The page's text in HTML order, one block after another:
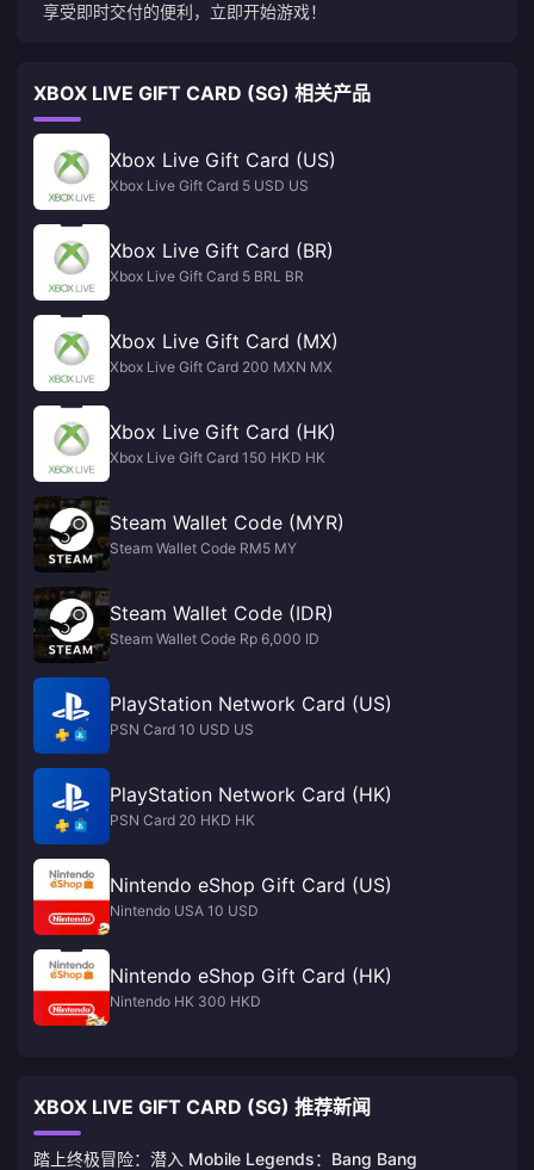
享受即时交付的便利，立即开始游戏！
XBOX LIVE GIFT CARD (SG) 相关产品
Xbox Live Gift Card (US)
Xbox Live Gift Card 5 USD US
Xbox Live Gift Card (BR)
Xbox Live Gift Card 5 BRL BR
Xbox Live Gift Card (MX)
Xbox Live Gift Card 200 MXN MX
Xbox Live Gift Card (HK)
Xbox Live Gift Card 150 HKD HK
Steam Wallet Code (MYR)
Steam Wallet Code RM5 MY
Steam Wallet Code (IDR)
Steam Wallet Code Rp 6,000 ID
PlayStation Network Card (US)
PSN Card 10 USD US
PlayStation Network Card (HK)
PSN Card 20 HKD HK
Nintendo eShop Gift Card (US)
Nintendo USA 10 USD
Nintendo eShop Gift Card (HK)
Nintendo HK 300 HKD
XBOX LIVE GIFT CARD (SG) 推荐新闻
踏上终极冒险：潜入 Mobile Legends：Bang Bang